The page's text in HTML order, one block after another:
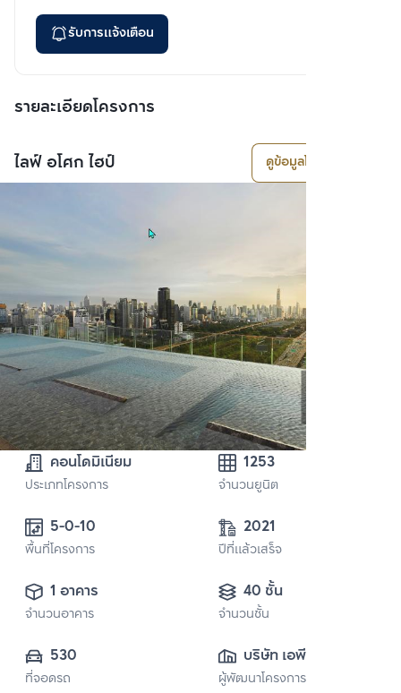
รับการแจ้งเตือน
รายละเอียดโครงการ
ไลฟ์ อโศก ไฮป์ ดูข้อมูลโครงการ
คอนโดมิเนียม
ประเภทโครงการ
1253
จำนวนยูนิต
พื้นที่โครงการ
2021
ปีที่แล้วเสร็จ
1 อาคาร
จำนวนอาคาร
40 ชั้น
จำนวนชั้น
530
ที่จอดรถ
บริษัท เอพี เอ็มอี 3
จำกัด
ผู้พัฒนาโครงการ